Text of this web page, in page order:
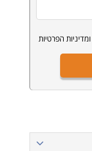
ומדיניות הפרטיות